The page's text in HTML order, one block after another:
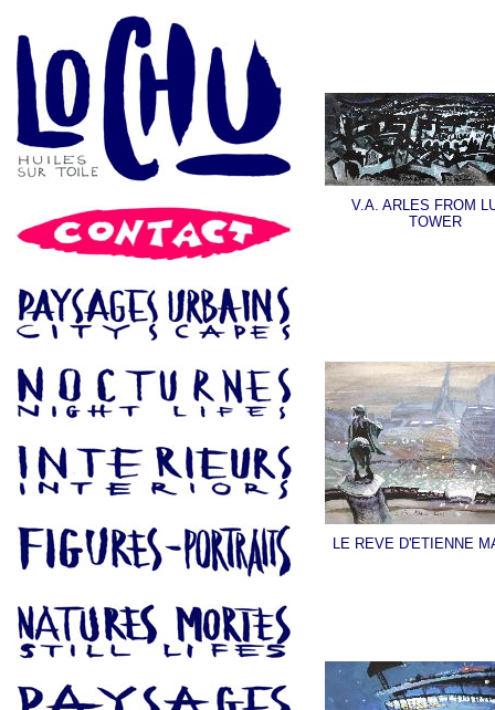
V.A. ARLES FROM
TOWER
LE REVE D'ETIENNE